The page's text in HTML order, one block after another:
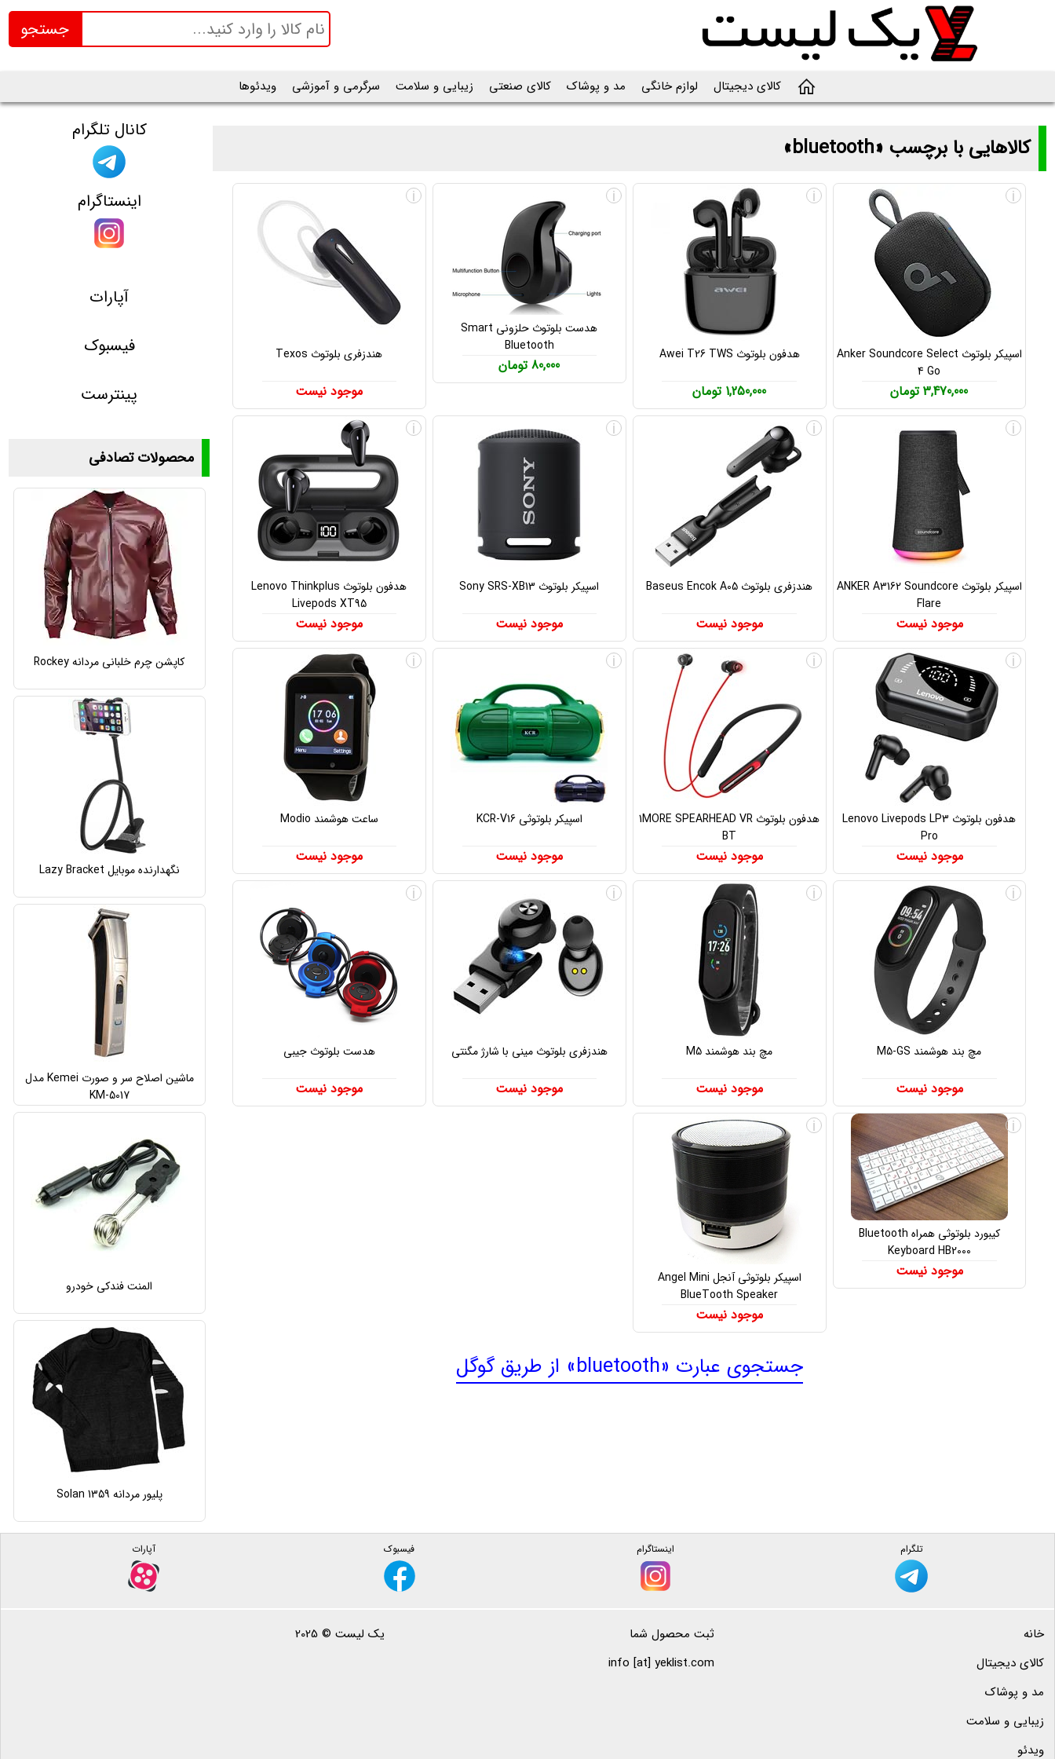
جستجو
کالای دیجیتال لوازم خانگی مد و پوشاک کالای صنعتی زیبایی و سلامت سرگرمی و آموزشی ویدئوها
کالاهایی با برچسب «bluetooth»
لیست و قیمت محصولاتی با برچسب «bluetooth»
اسپیکر بلوتوث Anker Soundcore Select
4 Go
3,470,000 تومان
i
هدفون بلوتوث Awei T26 TWS
1,250,000 تومان
i
هدست بلوتوث حلزونی Smart
Bluetooth
80,000 تومان
i
هندزفری بلوتوث Texos
موجود نیست
i
اسپیکر بلوتوث ANKER A3162 Soundcore
Flare
موجود نیست
i
هندزفری بلوتوث Baseus Encok A05
موجود نیست
i
اسپیکر بلوتوث Sony SRS-XB13
موجود نیست
i
هدفون بلوتوث Lenovo Thinkplus
Livepods XT95
موجود نیست
i
هدفون بلوتوث Lenovo Livepods LP3
Pro
موجود نیست
i
هدفون بلوتوث 1MORE SPEARHEAD VR
BT
موجود نیست
i
اسپیکر بلوتوثی KCR-V16
موجود نیست
i
ساعت هوشمند Modio
موجود نیست
i
مچ بند هوشمند M5-GS
موجود نیست
i
مچ بند هوشمند M5
موجود نیست
i
هندزفری بلوتوث مینی با شارژ مگنتی
موجود نیست
i
هدست بلوتوث جیبی
موجود نیست
i
کیبورد بلوتوثی همراه Bluetooth
Keyboard HB2000
موجود نیست
i
اسپیکر بلوتوثی آنجل Angel Mini
BlueTooth Speaker
موجود نیست
i
جستجوی عبارت «bluetooth» از طریق گوگل
کانال تلگرام
اینستاگرام
آپارات
فیسبوک
پینترست
محصولات تصادفی
کاپشن چرم خلبانی مردانه Rockey
نگهدارنده موبایل Lazy Bracket
ماشین اصلاح سر و صورت Kemei مدل
KM-5017
المنت فندکی خودرو
پلیور مردانه Solan 1359
تلگرام اینستاگرام فیسبوک آپارات
خانه
کالای دیجیتال
مد و پوشاک
زیبایی و سلامت
ویدئو
ثبت محصول شما
info [at] yeklist.com
یک لیست © 2025